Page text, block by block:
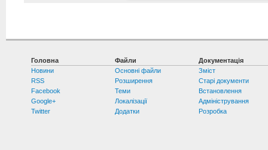
Головна
Новини
RSS
Facebook
Google+
Twitter
Файли
Основні файли
Розширення
Теми
Локалізації
Додатки
Документація
Зміст
Старі документи
Встановлення
Адміністрування
Розробка